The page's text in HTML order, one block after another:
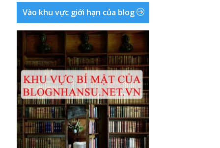
Vào khu vực giới hạn của blog